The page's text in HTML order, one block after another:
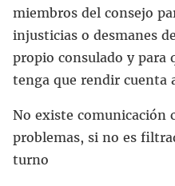
miembros del consejo
injusticias o desmanes
propio consulado y para
tenga que rendir cuenta
No existe comunicación
problemas, si no es
turno